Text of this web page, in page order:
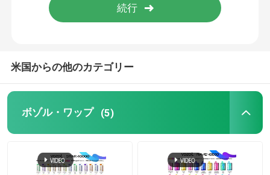
米国からの他のカテゴリー
ボゾル・ワップ (5)